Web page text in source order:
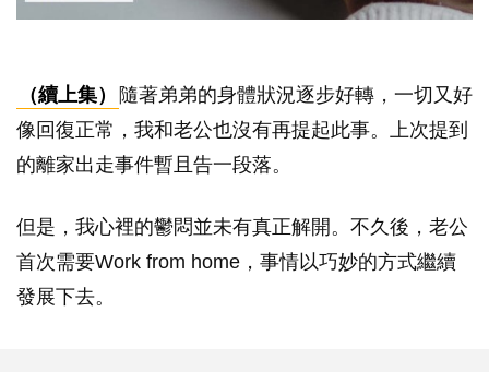
（續上集）
隨著弟弟的身體狀況逐步好轉，一切又好
像回復正常，我和老公也沒有再提起此事。上次提到
的離家出走事件暫且告一段落。
但是，我心裡的鬱悶並未有真正解開。不久後，老公
首次需要Work from home，事情以巧妙的方式繼續
發展下去。